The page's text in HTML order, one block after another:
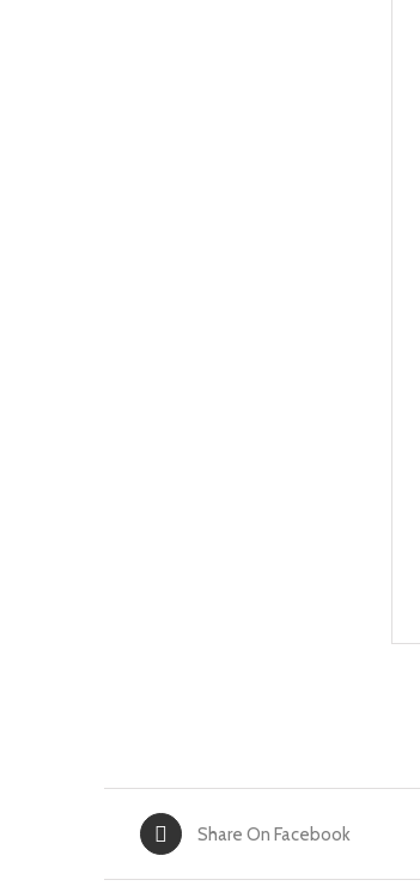
Share On Facebook